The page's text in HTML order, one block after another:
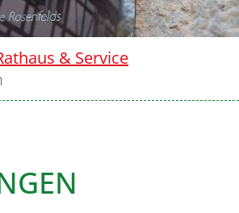
& Service